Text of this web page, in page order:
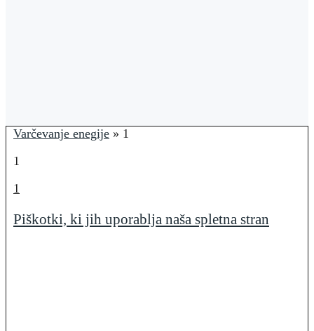
Varčevanje enegije » 1
1
1
Piškotki, ki jih uporablja naša spletna stran